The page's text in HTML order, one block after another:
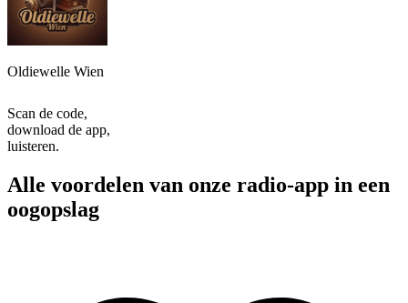
Oldiewelle Wien
Scan de code,
download de app,
luisteren.
Alle voordelen van onze radio-app in een
oogopslag